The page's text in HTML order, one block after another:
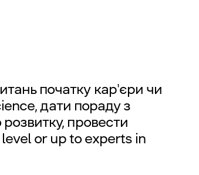
початку кар'єри чи
дати пораду з
провести
or up to experts in